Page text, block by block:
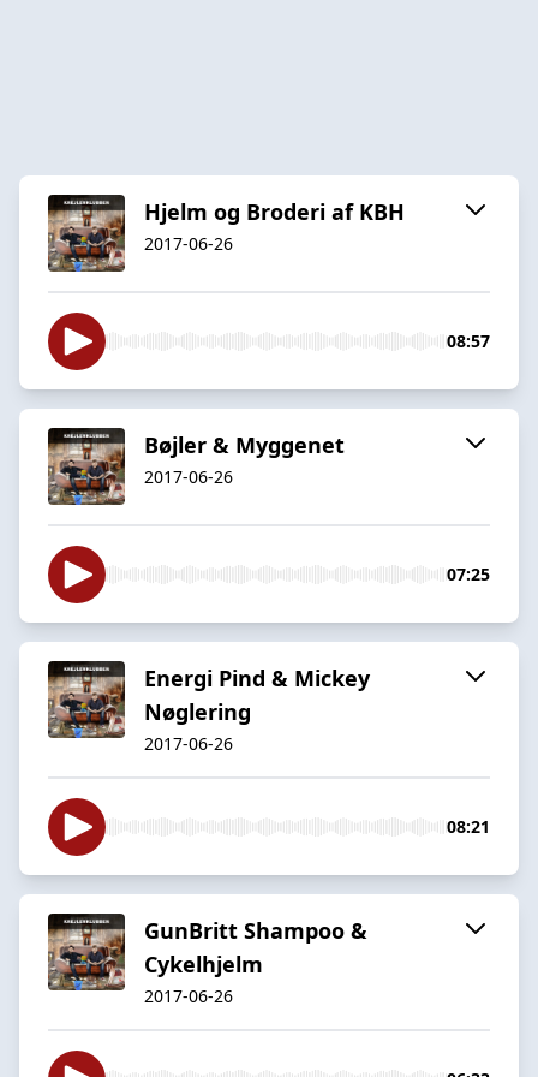
Hjelm og Broderi af KBH
2017-06-26
08:57
Bøjler & Myggenet
2017-06-26
07:25
Energi Pind & Mickey
Nøglering
2017-06-26
08:21
GunBritt Shampoo &
Cykelhjelm
2017-06-26